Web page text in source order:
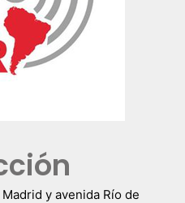
y avenida Río de